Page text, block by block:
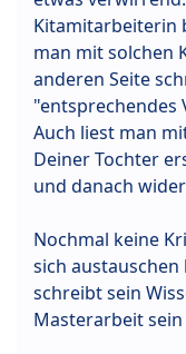
Kitamitarbeiterin
man mit solchen
anderen Seite
"entsprechendes
Auch liest man
Deiner Tochter
und danach
Nochmal keine
sich
schreibt sein
Masterarbeit